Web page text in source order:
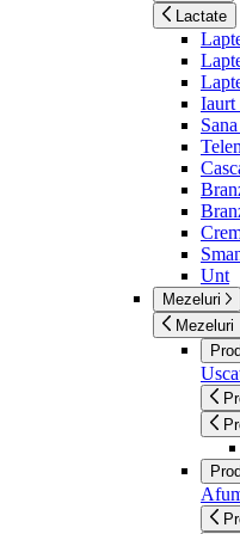
Lactate
Iaurt
Unt
Mezeluri
Mezeluri